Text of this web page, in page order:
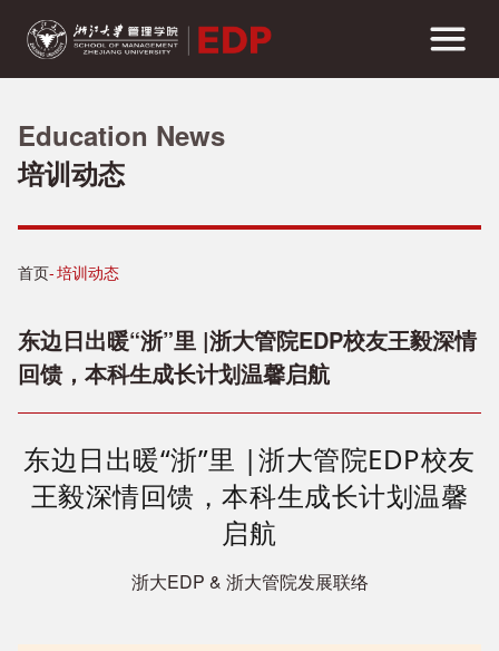
Education News
培训动态
首页 培训动态
东边日出暖“浙”里 |浙大管院EDP校友王毅深情
回馈，本科生成长计划温馨启航
东边日出暖“浙”里 |浙大管院EDP校友
王毅深情回馈，本科生成长计划温馨
启航
浙大EDP & 浙大管院发展联络